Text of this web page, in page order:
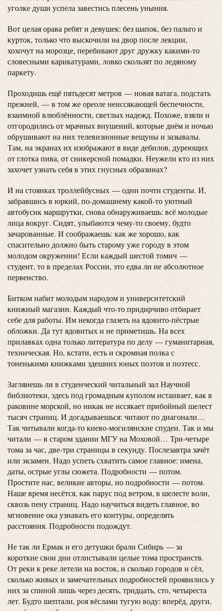
уголке души успела завестись плесень уныния.
Вот целая орава ребят и девушек: без шапок, без пальто и
курток, только что выскочили на двор после лекции,
хохочут на морозце, перебивают друг дружку какими-то
словесными карикатурами, ловко скользят по ледяному
паркету.
Проходишь ещё пятьдесят метров — новая ватага, подстать
прежней, — в том же ореоле неиссякающей беспечности,
взаимной влюблённости, светлых надежд. Похоже, взяли и
отгородились от мрачных внушений, которые днём и ночью
обрушивают на них телевизионные вещуны и зазывалы.
Там, на экранах их изображают в виде дебилов, дуреющих
от глотка пива, от сникерсной помадки. Неужели кто из них
захочет узнать себя в этих гнусных образинах?
И на стоянках троллейбусных — одни почти студенты. И,
забравшись в юркий, по-домашнему какой-то уютный
автобусик маршрутки, снова обнаруживаешь: всё молодые
лица вокруг. Сидят, улыбаются чему-то своему, будто
зачарованные. И соображаешь: как же хорошо, как
спасительно должно быть старому уже городу в этом
молодом окружении! Если каждый шестой томич —
студент, то в пределах России, это едва ли не абсолютное
первенство.
Битком набит молодым народом и университетский
книжный магазин. Каждый что-то придирчиво отбирает
себе для работы. Им некогда глазеть на ядовито-пёстрые
обложки. Да тут ядовитых и не приметишь. На всех
прилавках одна только литература по делу — гуманитарная,
техническая. Но, кстати, есть и скромная полка с
тоненькими книжками здешних юных поэтов и поэтесс.
Заглянешь ли в студенческий читальный зал Научной
библиотеки, здесь под громадным куполом истаивает, как в
раковине морской, но никак не иссякает прибойный шелест
тысяч страниц. И догадываешься: читают по диагонали…
Так читывали когда-то киево-могилянские спудеи. Так и мы
читали — в старом здании МГУ на Моховой… Три-четыре
тома за час, две-три страницы в секунду. Послезавтра зачёт
или экзамен. Надо успеть схватить самое главное: имена,
даты, острые углы сюжета. Подробности — потом.
Простите нас, великие авторы, но подробности — потом.
Наше время несётся, как парус под ветром, в шелесте волн,
сквозь пену страниц. Надо научиться видеть главное, во
мгновение ока узнавать его контуры, определять
расстояния. Подробности подождут.
Не так ли Ермак и его детушки брали Сибирь — за
короткие свои дни отлистывали целые тома пространств.
От реки к реке летели на восток, и сколько городов и сёл,
сколько живых и замечательных подробностей проявились у
них за спиной лишь через десять, тридцать, сто, четыреста
лет. Будто шептали, роя вёслами тугую воду: вперёд, други,